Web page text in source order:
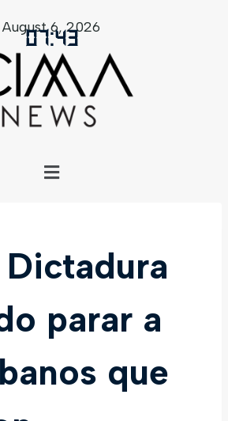
07:43
August 6, 2026
parar a
que